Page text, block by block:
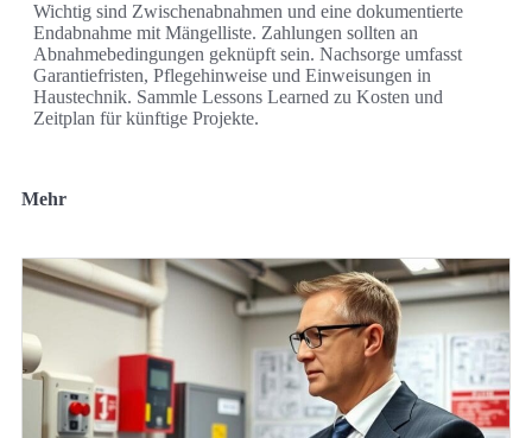
Wichtig sind Zwischenabnahmen und eine dokumentierte
Endabnahme mit Mängelliste. Zahlungen sollten an
Abnahmebedingungen geknüpft sein. Nachsorge umfasst
Garantiefristen, Pflegehinweise und Einweisungen in
Haustechnik. Sammle Lessons Learned zu Kosten und
Zeitplan für künftige Projekte.
Mehr